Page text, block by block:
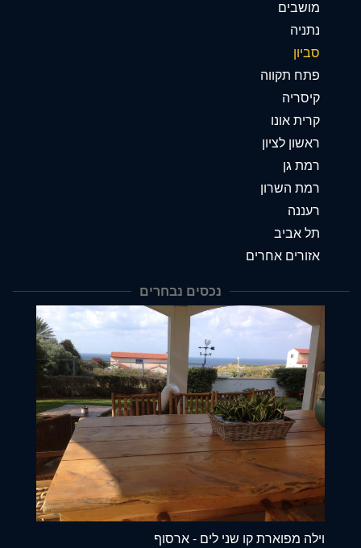
מושבים
נתניה
סביון
פתח תקווה
קיסריה
קרית אונו
ראשון לציון
רמת גן
רמת השרון
רעננה
תל אביב
אזורים אחרים
נכסים נבחרים
וילה מפוארת קו שני לים - ארסוף